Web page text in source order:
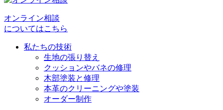
ー
オンライン相談
についてはこちら
私たちの技術
生地の張り替え
クッションやバネの修理
木部塗装と修理
本革のクリーニングや塗装
オーダー制作